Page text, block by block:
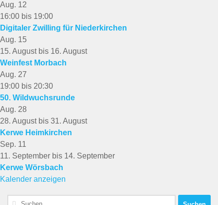
Aug. 12
16:00 bis 19:00
Digitaler Zwilling für Niederkirchen
Aug. 15
15. Augustbis 16. August
Weinfest Morbach
Aug. 27
19:00 bis 20:30
50. Wildwuchsrunde
Aug. 28
28. Augustbis 31. August
Kerwe Heimkirchen
Sep. 11
11. September bis 14. September
Kerwe Wörsbach
Kalender anzeigen
Suchen